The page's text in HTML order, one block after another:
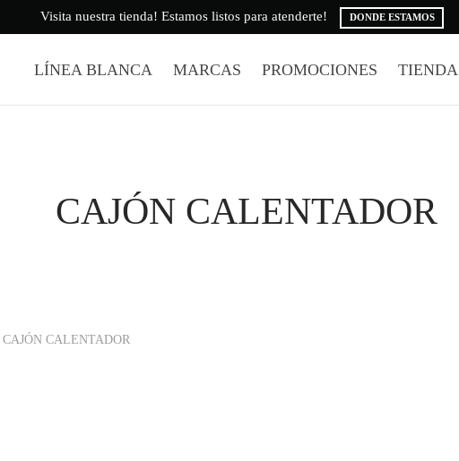
Visita nuestra tienda! Estamos listos para atenderte! DONDE ESTAMOS
LÍNEA BLANCA MARCAS PROMOCIONES TIENDA
CAJÓN CALENTADOR
CAJÓN CALENTADOR